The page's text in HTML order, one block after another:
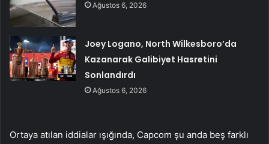
Ağustos 6, 2026
Joey Logano, North Wilkesboro’da
Kazanarak Galibiyet Hasretini
Sonlandırdı
Ağustos 6, 2026
Ortaya atılan iddialar ışığında, Capcom şu anda beş farklı